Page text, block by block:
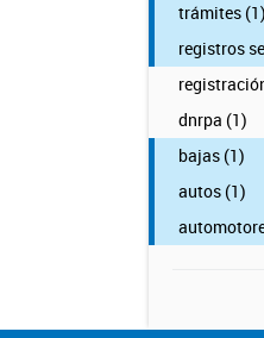
trámites (1)
registros
dnrpa (1)
bajas (1)
autos (1)